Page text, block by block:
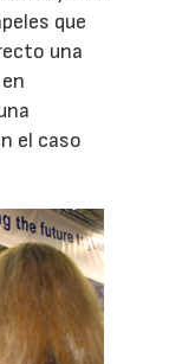
que
una
el caso